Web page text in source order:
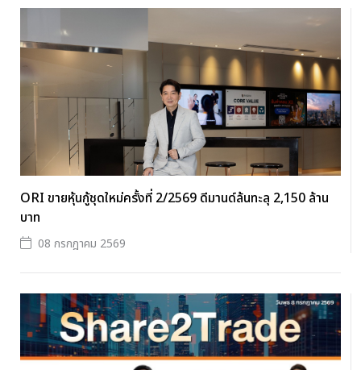
ORI ขายหุ้นกู้ชุดใหม่ครั้งที่ 2/2569 ดีมานด์ล้นทะลุ 2,150 ล้าน
บาท
08 กรกฎาคม 2569